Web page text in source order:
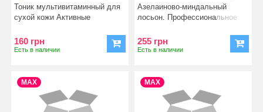
кожи 100 мл
Тоник мультивитаминный для
сухой кожи Активные
160 грн
Есть в наличии
3,9 30 мл
Азелаиново-миндальный
лосьон. Профессиональное
255 грн
Есть в наличии
MAX MAX